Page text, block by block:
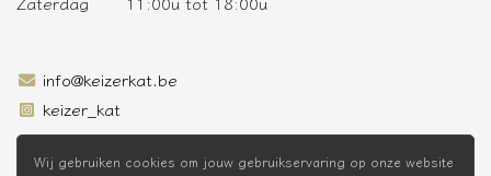
info@keizerkat.be
keizer_kat
SCHRIJF JE IN OP DE NIEUWSBRIEF
Wij gebruiken cookies om jouw gebruikservaring op onze website